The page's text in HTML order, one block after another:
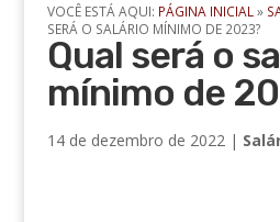
VOCÊ ESTÁ AQUI: PÁGINA INICIAL »
SERÁ O SALÁRIO MÍNIMO DE 2023?
Qual será o
mínimo de
14 de dezembro de 2022|